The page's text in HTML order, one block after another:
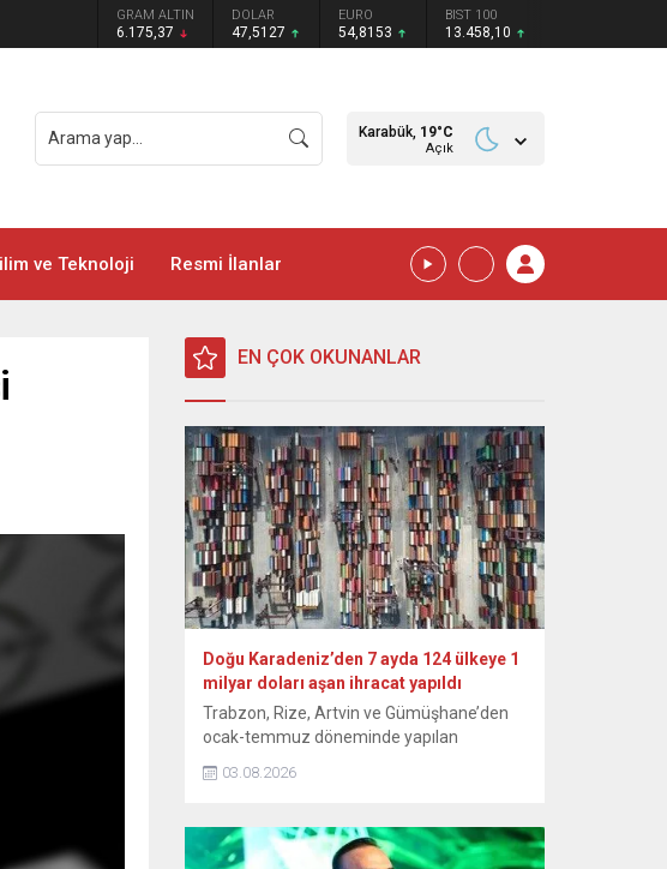
GRAM ALTIN
6.175,37
DOLAR
47,5127
EURO
54,8153
BIST 100
13.458,10
Karabük, 19°C
Açık
ve Teknoloji Resmi İlanlar
EN ÇOK OKUNANLAR
Doğu Karadeniz’den 7 ayda 124 ülkeye 1
milyar doları aşan ihracat yapıldı
Trabzon, Rize, Artvin ve Gümüşhane’den
ocak-temmuz döneminde yapılan
yüzde 18’lik artışla 1 milyar 92 milyon 760
Karadeniz İhracatçılar Birliği (DKİB)
Yönetim Kurulu Başkanı Selçuk İskender,
03.08.2026